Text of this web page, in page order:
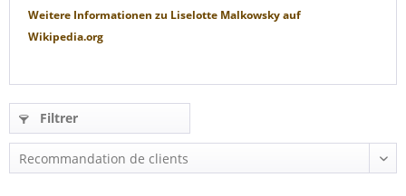
Weitere Informationen zu Liselotte Malkowskyauf
Wikipedia.org
Filtrer